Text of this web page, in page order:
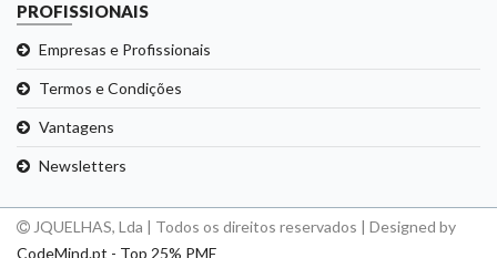
PROFISSIONAIS
Empresas e Profissionais
Termos e Condições
Vantagens
Newsletters
JQUELHAS, Lda | Todos os direitos reservados | Designed by
CodeMind.pt - Top 25% PME